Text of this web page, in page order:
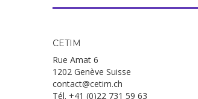
CETIM
Rue Amat 6
1202 Genève Suisse
contact@cetim.ch
Tél. +41 (0)22 731 59 63